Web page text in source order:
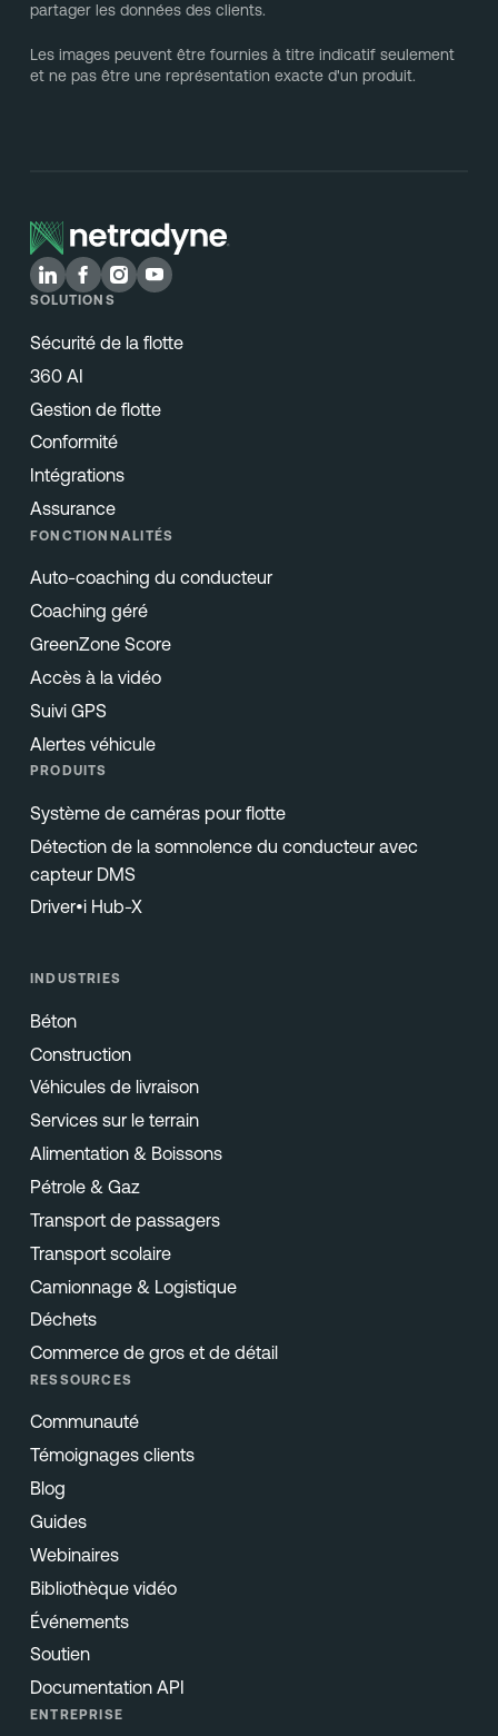
partager les données des clients.
Les images peuvent être fournies à titre indicatif seulement
et ne pas être une représentation exacte d'un produit.
SOLUTIONS
Sécurité de la flotte
360 AI
Gestion de flotte
Conformité
Intégrations
Assurance
FONCTIONNALITÉS
Auto-coaching du conducteur
Coaching géré
GreenZone Score
Accès à la vidéo
Suivi GPS
Alertes véhicule
PRODUITS
Système de caméras pour flotte
Détection de la somnolence du conducteur avec
capteur DMS
Driver•i Hub-X
INDUSTRIES
Béton
Construction
Véhicules de livraison
Services sur le terrain
Alimentation & Boissons
Pétrole & Gaz
Transport de passagers
Transport scolaire
Camionnage & Logistique
Déchets
Commerce de gros et de détail
RESSOURCES
Communauté
Témoignages clients
Blog
Guides
Webinaires
Bibliothèque vidéo
Événements
Soutien
Documentation API
ENTREPRISE